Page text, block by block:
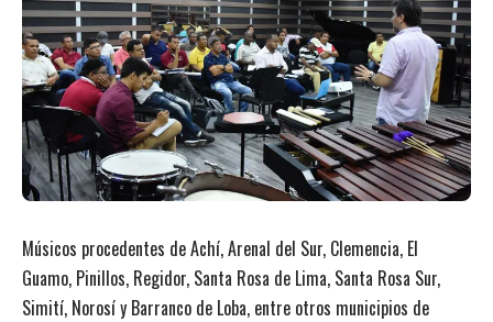
Músicos procedentes de Achí, Arenal del Sur, Clemencia, El
Guamo, Pinillos, Regidor, Santa Rosa de Lima, Santa Rosa Sur,
Simití, Norosí y Barranco de Loba, entre otros municipios de